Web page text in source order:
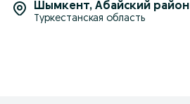
Шымкент, Абайский район
Туркестанская область